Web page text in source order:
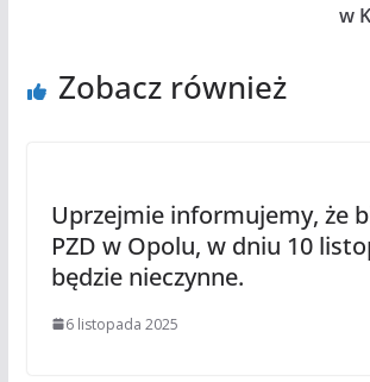
w
Zobacz również
Uprzejmie informujemy, że
PZD w Opolu, w dniu 10
będzie nieczynne.
6 listopada 2025